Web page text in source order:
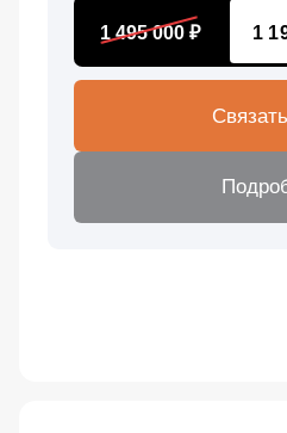
1 495 000 ₽ 1